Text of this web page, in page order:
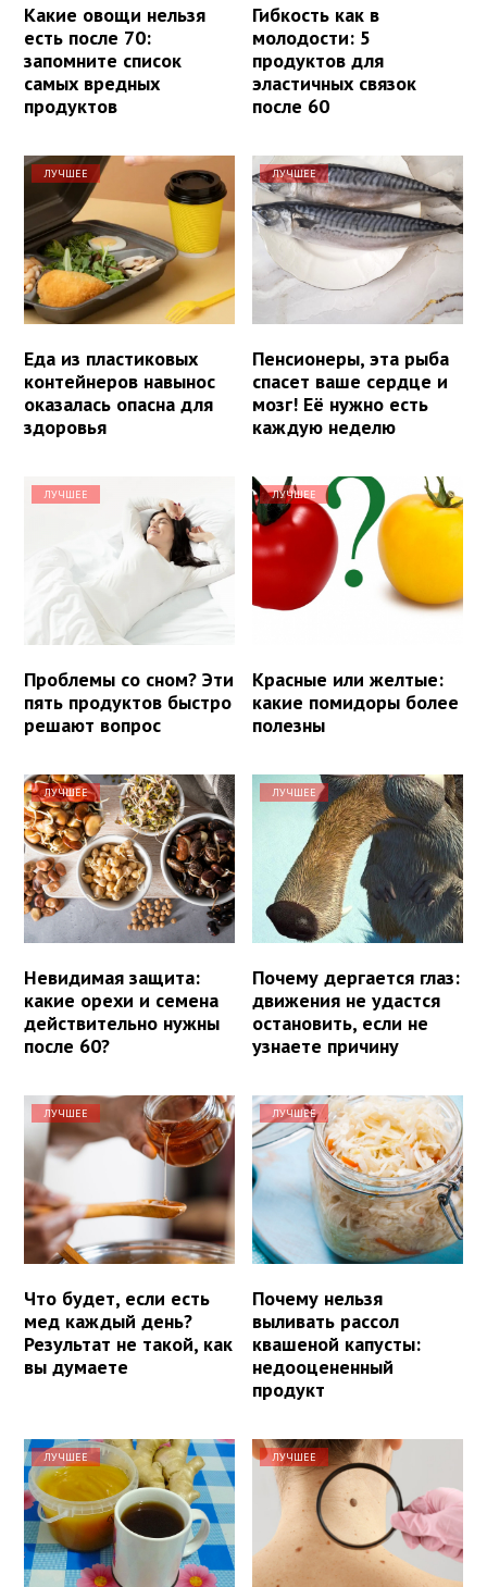
Какие овощи нельзя
есть после 70:
запомните список
самых вредных
продуктов
Гибкость как в
молодости: 5
продуктов для
эластичных связок
после 60
ЛУЧШЕЕ
Еда из пластиковых
контейнеров навынос
оказалась опасна для
здоровья
ЛУЧШЕЕ
Пенсионеры, эта рыба
спасет ваше сердце и
мозг! Её нужно есть
каждую неделю
ЛУЧШЕЕ
Проблемы со сном? Эти
пять продуктов быстро
решают вопрос
ЛУЧШЕЕ
Красные или желтые:
какие помидоры более
полезны
ЛУЧШЕЕ
Невидимая защита:
какие орехи и семена
действительно нужны
после 60?
ЛУЧШЕЕ
Почему дергается глаз:
движения не удастся
остановить, если не
узнаете причину
ЛУЧШЕЕ
Что будет, если есть
мед каждый день?
Результат не такой, как
вы думаете
ЛУЧШЕЕ
Почему нельзя
выливать рассол
квашеной капусты:
недооцененный
продукт
ЛУЧШЕЕ ЛУЧШЕЕ